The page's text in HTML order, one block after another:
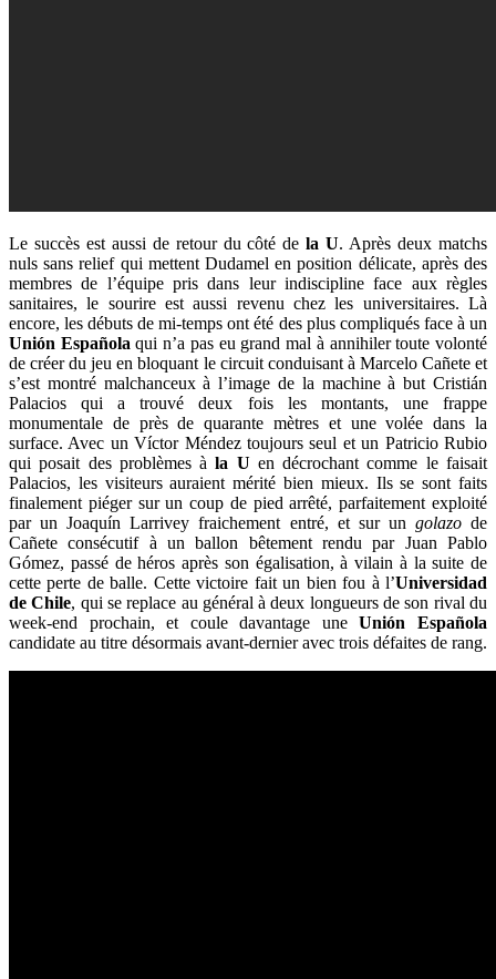
Le succès est aussi de retour du côté dela U. Après deux matchs
nuls sans relief qui mettent Dudamel en position délicate, après des
membres de l’équipe pris dans leur indiscipline face aux règles
sanitaires, le sourire est aussi revenu chez les universitaires. Là
encore, les débuts de mi-temps ont été des plus compliqués face à un
Unión Española qui n’a pas eu grand mal à annihiler toute volonté
de créer du jeu en bloquant le circuit conduisant à Marcelo Cañete et
s’est montré malchanceux à l’image de la machine à but Cristián
Palacios qui a trouvé deux fois les montants, une frappe
monumentale de près de quarante mètres et une volée dans la
surface. Avec un Víctor Méndez toujours seul et un Patricio Rubio
qui posait des problèmes àla U en décrochant comme le faisait
Palacios, les visiteurs auraient mérité bien mieux. Ils se sont faits
finalement piéger sur un coup de pied arrêté, parfaitement exploité
par un Joaquín Larrivey fraichement entré, et sur un golazode
Cañete consécutif à un ballon bêtement rendu par Juan Pablo
Gómez, passé de héros après son égalisation, à vilain à la suite de
cette perte de balle. Cette victoire fait un bien fou à l’Universidad
de Chile, qui se replace au général à deux longueurs de son rival du
week-end prochain, et coule davantage uneUnión Española
candidate au titre désormais avant-dernier avec trois défaites de rang.